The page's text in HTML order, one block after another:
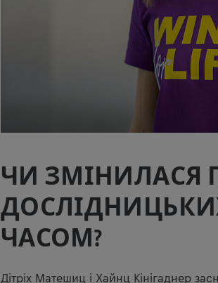
ЧИ ЗМІНИЛАСЯ
ЧАСОМ?
Дітріх Матешиц і Хайнц Кінігаднер